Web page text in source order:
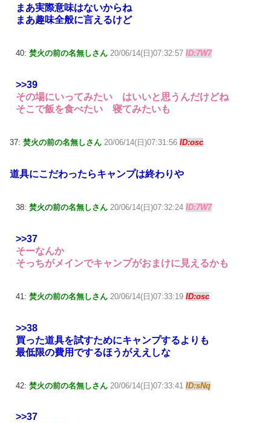
まあ実際意味はないからね
まあ趣味全般に言えるけど
40: 焚火の前の名無しさん 20/06/14(日)07:32:57 ID:7W7
>>39
その場にいってみたい はいいと思うんだけどね
そこで飯を食べたい 寝てみたいも
37: 焚火の前の名無しさん 20/06/14(日)07:31:56 ID:osc
道具にこだわったらキャンプは終わりや
38: 焚火の前の名無しさん 20/06/14(日)07:32:24 ID:7W7
>>37
そーなんか
そっちがメインでキャンプがおまけに見えるかも
41: 焚火の前の名無しさん 20/06/14(日)07:33:19 ID:osc
>>38
買った道具を試すためにキャンプするよりも
最低限の費用でするほうがええしな
42: 焚火の前の名無しさん 20/06/14(日)07:33:41 ID:sNq
>>37